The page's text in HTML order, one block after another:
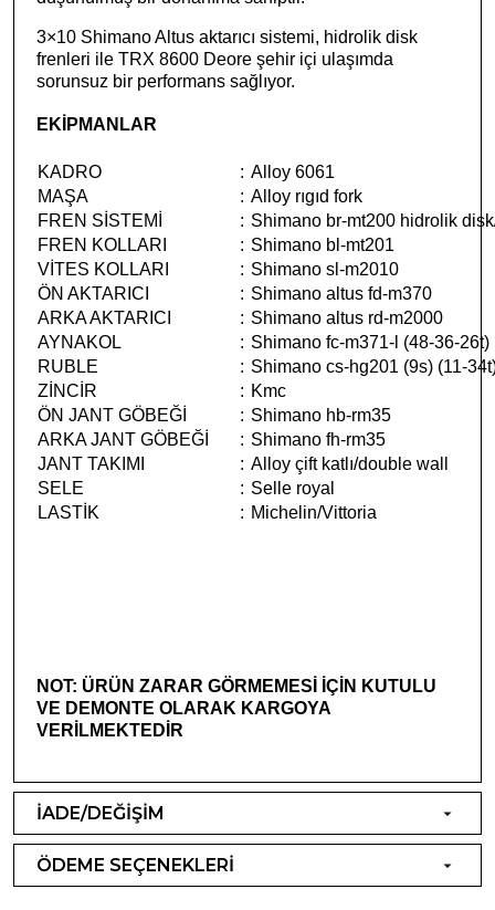
3×10 Shimano Altus aktarıcı sistemi, hidrolik disk
frenleri ile TRX 8600 Deore şehir içi ulaşımda
sorunsuz bir performans sağlıyor.
EKİPMANLAR
KADRO : Alloy 6061
MAŞA
: Alloy rıgıd fork
FREN SİSTEMİ
: Shimano br-mt200 hidrolik
FREN KOLLARI
: Shimano bl-mt201
VİTES KOLLARI
: Shimano sl-m2010
ÖN AKTARICI
: Shimano altus fd-m370
ARKA AKTARICI
: Shimano altus rd-m2000
AYNAKOL
: Shimano fc-m371-l (48-36-26t)
RUBLE
: Shimano cs-hg201 (9s) (11-
ZİNCİR
: Kmc
ÖN JANT GÖBEĞİ
: Shimano hb-rm35
ARKA JANT GÖBEĞİ
: Shimano fh-rm35
JANT TAKIMI
: Alloy çift katlı/double wall
SELE
: Selle royal
LASTİK
: Michelin/Vittoria
NOT: ÜRÜN ZARAR GÖRMEMESİ İÇİN KUTULU
VE DEMONTE OLARAK KARGOYA
VERİLMEKTEDİR
İADE/DEĞİŞİM
ÖDEME SEÇENEKLERİ